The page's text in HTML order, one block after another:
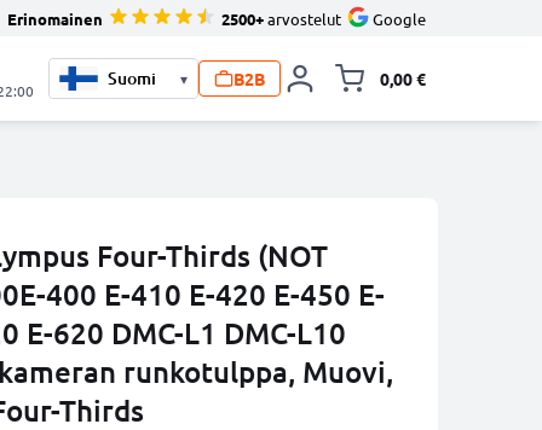
Erinomainen 2500+arvostelut Google
▾ B2B 0,00 €
Four-Thirds (NOT
400 E-410 E-420 E-450 E-
E-620 DMC-L1 DMC-L10
runkotulppa, Muovi,
Thirds